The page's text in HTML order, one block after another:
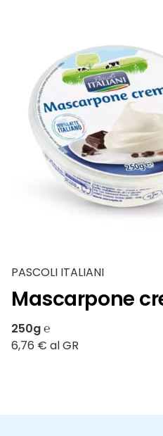
PASCOLI ITALIANI
Mascarpone
250g ℮
6,76 € al GR